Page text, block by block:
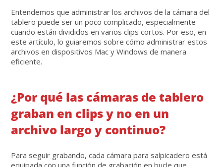
Entendemos que administrar los archivos de la cámara del
tablero puede ser un poco complicado, especialmente
cuando están divididos en varios clips cortos. Por eso, en
este artículo, lo guiaremos sobre cómo administrar estos
archivos en dispositivos Mac y Windows de manera
eficiente.
¿Por qué las cámaras de tablero
graban en clips y no en un
archivo largo y continuo?
Para seguir grabando, cada cámara para salpicadero está
equipada con una función de grabación en bucle que